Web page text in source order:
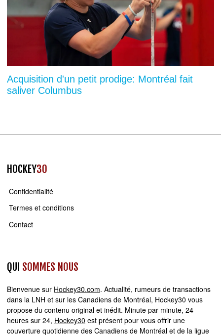
Acquisition d'un petit prodige: Montréal fait
saliver Columbus
HOCKEY30
Confidentialité
Termes et conditions
Contact
QUI SOMMES NOUS
Bienvenue sur Hockey30.com. Actualité, rumeurs de transactions
dans la LNH et sur les Canadiens de Montréal, Hockey30 vous
propose du contenu original et inédit. Minute par minute, 24
heures sur 24, Hockey30 est présent pour vous offrir une
couverture quotidienne des Canadiens de Montréal et de la ligue